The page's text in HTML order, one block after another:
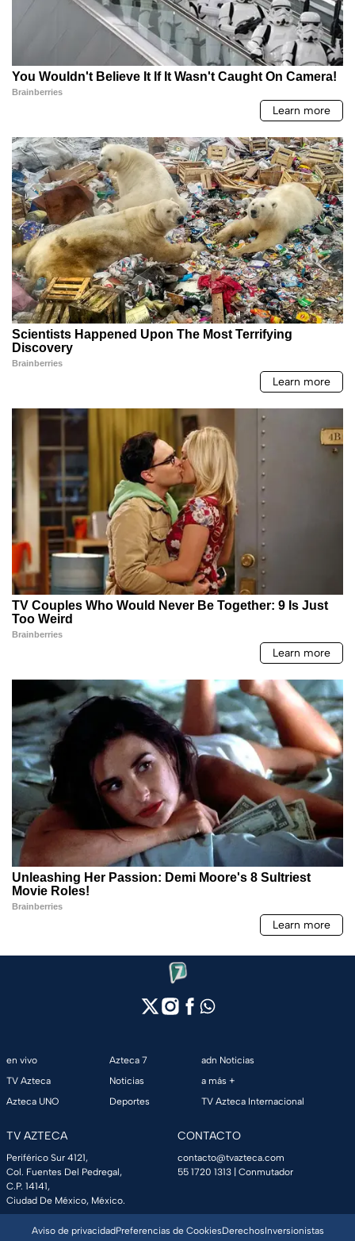
en vivo
TV Azteca
Azteca UNO
Azteca 7
Noticias
Deportes
adn Noticias
a más +
TV Azteca Internacional
TV AZTECA
Periférico Sur 4121,
Col. Fuentes Del Pedregal,
C.P. 14141,
Ciudad De México, México.
CONTACTO
contacto@tvazteca.com
55 1720 1313 | Conmutador
Aviso de privacidadPreferencias de CookiesDerechosInversionistas